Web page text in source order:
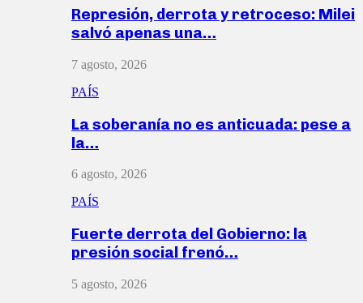
Represión, derrota y retroceso: Milei
salvó apenas una…
7 agosto, 2026
PAÍS
La soberanía no es anticuada: pese a
la…
6 agosto, 2026
PAÍS
Fuerte derrota del Gobierno: la
presión social frenó…
5 agosto, 2026